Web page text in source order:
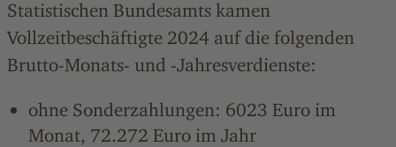
Statistischen Bundesamts kamen
Vollzeitbeschäftigte 2024 auf die folgenden
Brutto-Monats- und -Jahresverdienste:
ohne Sonderzahlungen: 6023 Euro im
Monat, 72.272 Euro im Jahr